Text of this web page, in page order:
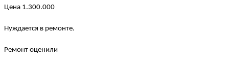
Цена 1.300.000
Нуждается в ремонте.
Ремонт оценили